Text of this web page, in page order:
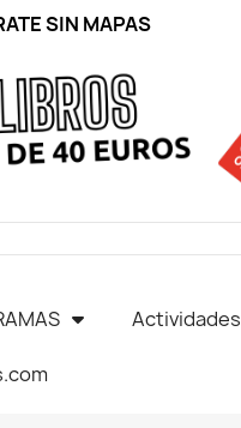
SIN MAPAS
Actividades